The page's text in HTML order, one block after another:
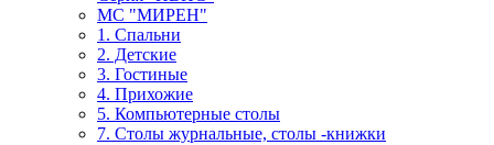
МС "МИРЕН"
1. Спальни
2. Детские
3. Гостиные
4. Прихожие
5. Компьютерные столы
7. Столы журнальные, столы -книжки